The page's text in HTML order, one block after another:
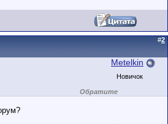
#2
Metelkin
Новичок
Обратите
внимание на